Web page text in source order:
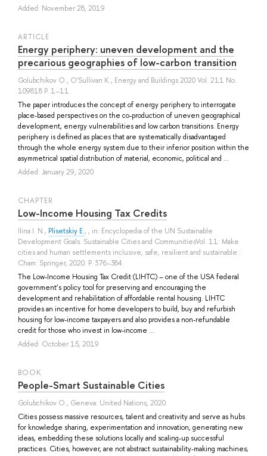
Added: November 28, 2019
ARTICLE
Energy periphery: uneven development and the
precarious geographies of low-carbon transition
Golubchikov O., O'Sullivan K., Energy and Buildings 2020 Vol. 211 No.
109818 P. 1–11
The paper introduces the concept of energy periphery to interrogate
place-based perspectives on the co-production of uneven geographical
development, energy vulnerabilities and low carbon transitions. Energy
periphery is defined as places that are systematically disadvantaged
through the whole energy system due to their inferior position within the
asymmetrical spatial distribution of material, economic, political and ...
Added: January 29, 2020
СHAPTER
Low-Income Housing Tax Credits
Ilina I. N., Plisetskiy E., , in: Encyclopedia of the UN Sustainable
Development Goals. Sustainable Cities and CommunitiesVol. 11: Make
cities and human settlements inclusive, safe, resilient and sustainable.:
Cham: Springer, 2020. P. 376–384.
The Low-Income Housing Tax Credit (LIHTC) – one of the USA federal
government’s policy tool for preserving and encouraging the
development and rehabilitation of affordable rental housing. LIHTC
provides an incentive for home developers to build, buy and refurbish
housing for low-income taxpayers and also provides a non-refundable
credit for those who invest in low-income ...
Added: October 15, 2019
BOOK
People-Smart Sustainable Cities
Golubchikov O., Geneva: United Nations, 2020.
Cities possess massive resources, talent and creativity and serve as hubs
for knowledge sharing, experimentation and innovation, generating new
ideas, embedding these solutions locally and scaling-up successful
practices. Cities, however, are not abstract sustainability-making machines;